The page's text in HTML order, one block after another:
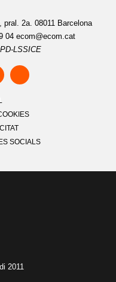
2a. 08011 Barcelona
04 ecom@ecom.cat
LSSICE
SOCIALS
2011